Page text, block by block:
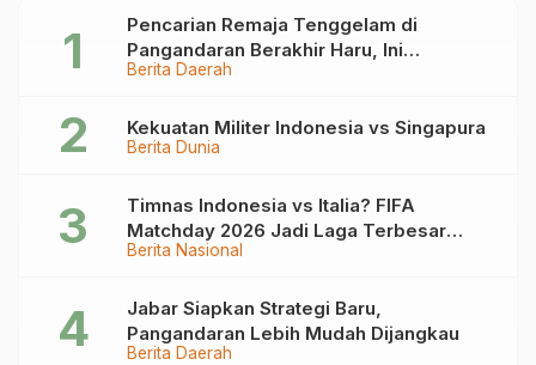
Berita Daerah
Pencarian Remaja Tenggelam di
Pangandaran Berakhir Haru, Ini
Kronologinya
Berita Dunia
Kekuatan Militer Indonesia vs Singapura
Berita Nasional
Timnas Indonesia vs Italia? FIFA
Matchday 2026 Jadi Laga Terbesar
Garuda!
Berita Daerah
Jabar Siapkan Strategi Baru,
Pangandaran Lebih Mudah Dijangkau